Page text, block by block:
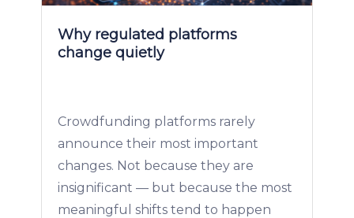
Why regulated platforms
change quietly
Crowdfunding platforms rarely
announce their most important
changes. Not because they are
insignificant — but because the most
meaningful shifts tend to happen